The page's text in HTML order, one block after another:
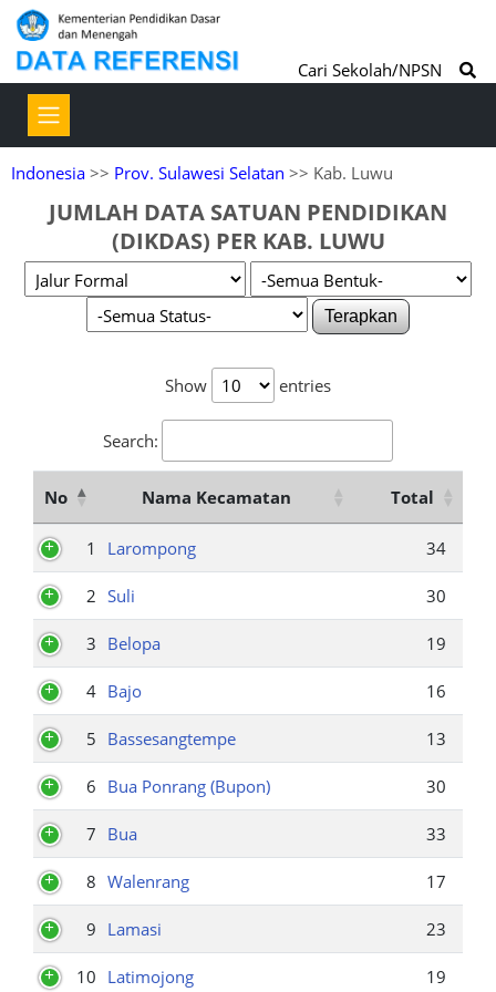
Cari Sekolah/NPSN
Indonesia >> Prov. Sulawesi Selatan >> Kab. Luwu
JUMLAH DATA SATUAN PENDIDIKAN
(DIKDAS) PER KAB. LUWU
Terapkan
Show entries
Search:
No Nama Kecamatan Total
1 Larompong 34
2 Suli 30
3 Belopa 19
4 Bajo 16
5 Bassesangtempe 13
6 Bua Ponrang (Bupon) 30
7 Bua 33
8 Walenrang 17
9 Lamasi 23
10 Latimojong 19